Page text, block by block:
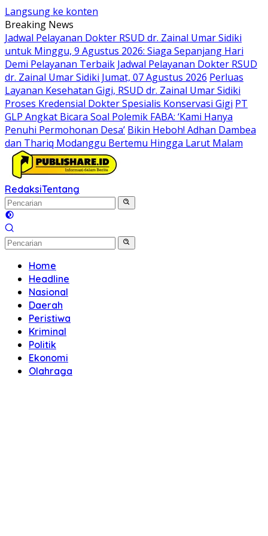
Langsung ke konten
Breaking News
Jadwal Pelayanan Dokter RSUD dr. Zainal Umar Sidiki
untuk Minggu, 9 Agustus 2026: Siaga Sepanjang Hari
Demi Pelayanan Terbaik Jadwal Pelayanan Dokter RSUD
dr. Zainal Umar Sidiki Jumat, 07 Agustus 2026 Perluas
Layanan Kesehatan Gigi, RSUD dr. Zainal Umar Sidiki
Proses Kredensial Dokter Spesialis Konservasi Gigi PT
GLP Angkat Bicara Soal Polemik FABA: ‘Kami Hanya
Penuhi Permohonan Desa’ Bikin Heboh! Adhan Dambea
dan Thariq Modanggu Bertemu Hingga Larut Malam
RedaksiTentang
Home
Headline
Nasional
Daerah
Peristiwa
Kriminal
Politik
Ekonomi
Olahraga